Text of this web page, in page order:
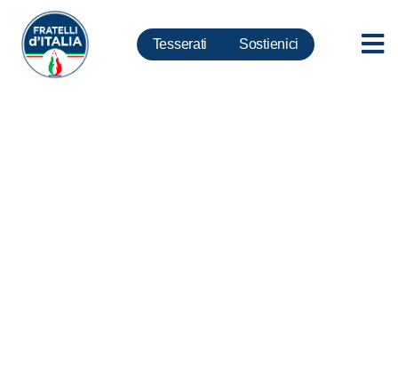
Tesserati Sostienici